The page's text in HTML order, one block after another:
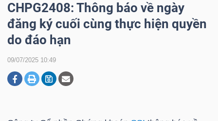
CHPG2408: Thông báo về ngày
đăng ký cuối cùng thực hiện quyền
do đáo hạn
09/07/2025 10:49
CHỨNG
KHOÁN
DOANH